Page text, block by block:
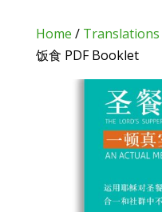
Home / Translations
饭食 PDF Booklet